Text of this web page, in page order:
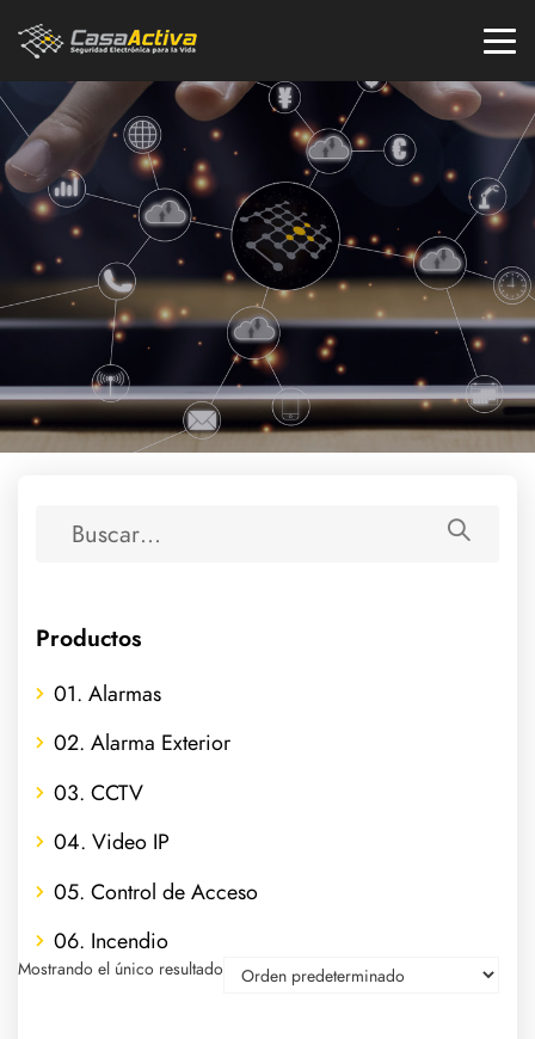
Productos
01. Alarmas
02. Alarma Exterior
03. CCTV
04. Video IP
05. Control de Acceso
06. Incendio
Mostrando el único resultado